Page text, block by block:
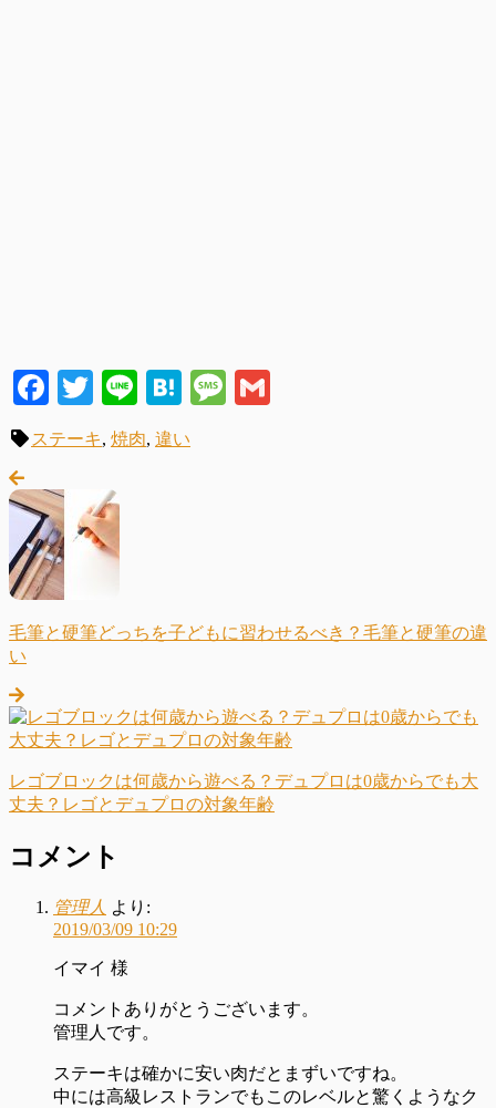
Facebook
Twitter
LineHatenaMessage
ステーキ, 焼肉, 違い
毛筆と硬筆どっちを子どもに習わせるべき？毛筆と硬筆の違
い
レゴブロックは何歳から遊べる？デュプロは0歳からでも大
丈夫？レゴとデュプロの対象年齢
コメント
管理人 より:
2019/03/09 10:29
イマイ 様
コメントありがとうございます。
管理人です。
ステーキは確かに安い肉だとまずいですね。
中には高級レストランでもこのレベルと驚くようなク